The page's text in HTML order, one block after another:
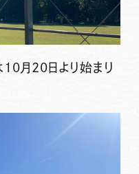
月20日より始まり